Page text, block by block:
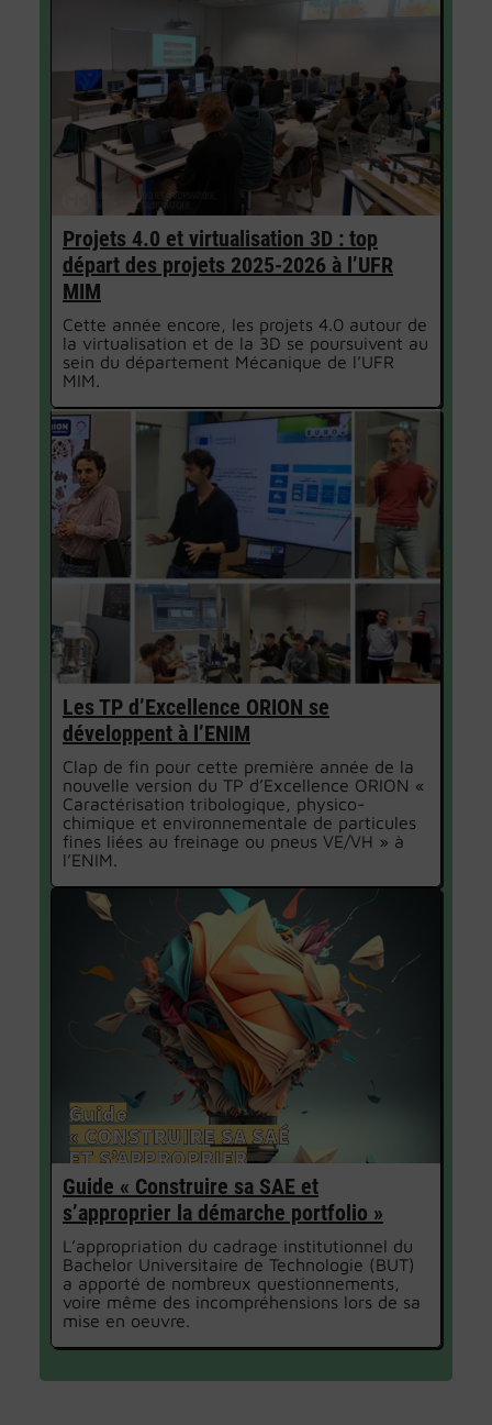
Projets 4.0 et virtualisation 3D : top
départ des projets 2025-2026 à l’UFR
MIM
Cette année encore, les projets 4.0 autour de
la virtualisation et de la 3D se poursuivent au
sein du département Mécanique de l’UFR
MIM.
Les TP d’Excellence ORION se
développent à l’ENIM
Clap de fin pour cette première année de la
nouvelle version du TP d’Excellence ORION «
Caractérisation tribologique, physico-
chimique et environnementale de particules
fines liées au freinage ou pneus VE/VH » à
l’ENIM.
Guide « Construire sa SAE et
s’approprier la démarche portfolio »
L’appropriation du cadrage institutionnel du
Bachelor Universitaire de Technologie (BUT)
a apporté de nombreux questionnements,
voire même des incompréhensions lors de sa
mise en oeuvre.